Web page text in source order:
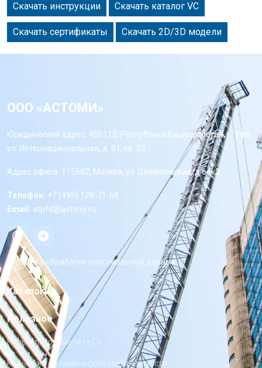
Скачать инструкции Скачать каталог VC
Скачать сертификаты Скачать 2D/3D модели
ООО «АСТОМИ»
Юридический адрес: 450112, Республика Башкортостан, г. Уфа,
ул. Интернациональная, д. 81, кв. 33
Адрес офиса: 115682, Москва, ул. Шипиловская, д 64к2
Телефон: +7 (495) 128-71-68
Email: atpfd@astomi.ru
Политика обработки персональных данных
Каталоги
Полезное
Калькулятор расчета Cv
Калькулятор химической совместимости